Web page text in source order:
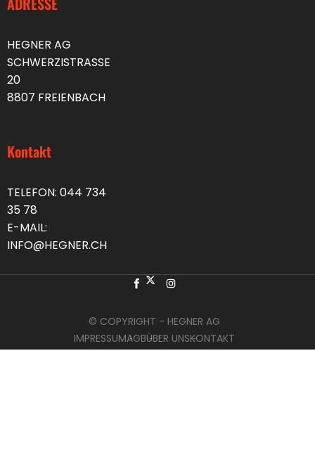
HEGNER AG
SCHWERZISTRASSE
20
8807 FREIENBACH
Kontakt
TELEFON: 044 734
35 78
E-MAIL:
INFO@HEGNER.CH
© COPYRIGHT - HEGNER AG
IMPRESSUMAGBÜBER UNSKONTAKT